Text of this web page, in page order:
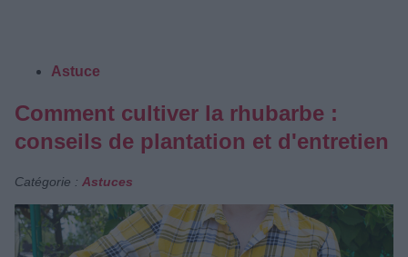
Astuce
Comment cultiver la rhubarbe :
conseils de plantation et d'entretien
Catégorie : Astuces